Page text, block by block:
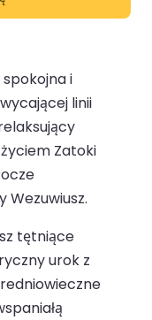
i
linii
Zatoki
tętniące
urok z